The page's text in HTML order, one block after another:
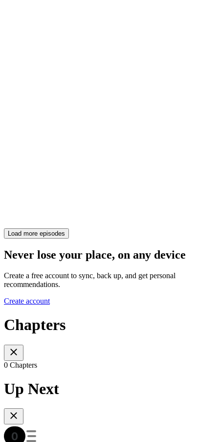
Load more episodes
Never lose your place, on any device
Create a free account to sync, back up, and get personal
recommendations.
Create account
Chapters
0 Chapters
Up Next